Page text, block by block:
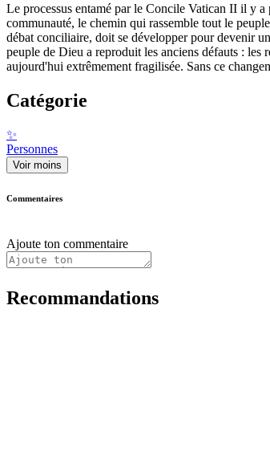
Le processus entamé par le Concile Vatican II il y
communauté, le chemin qui rassemble tout le
débat conciliaire, doit se développer pour devenir
peuple de Dieu a reproduit les anciens défauts :
aujourd'hui extrêmement fragilisée. Sans ce
Catégorie
✨
Personnes
Voir moins
Commentaires
Ajoute ton commentaire
Recommandations